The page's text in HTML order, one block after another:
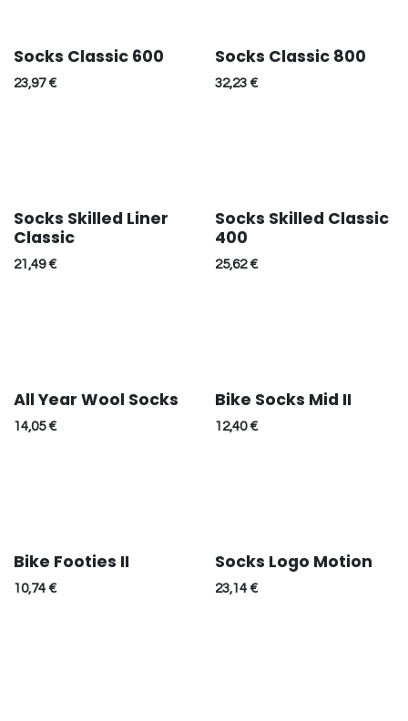
Socks Classic 600
23,97€
Socks Classic 800
32,23€
Socks Skilled Liner
Classic
21,49€
Socks Skilled Classic
400
25,62€
All Year Wool Socks
14,05€
Bike Socks Mid II
12,40€
Bike Footies II
10,74 €
Socks Logo Motion
23,14€